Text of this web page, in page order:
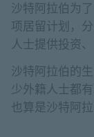
沙特阿拉伯为
项居留计划，
人士提供投资
沙特阿拉伯的
少外籍人士都
也算是沙特阿